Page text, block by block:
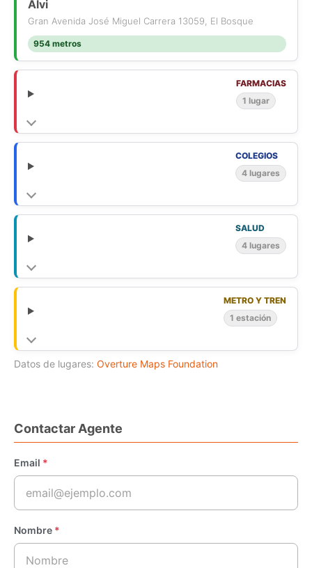
Alvi
Gran Avenida José Miguel Carrera 13059, El Bosque
954 metros
FARMACIAS
1 lugar
COLEGIOS
4 lugares
SALUD
4 lugares
METRO Y TREN
1 estación
Datos de lugares: Overture Maps Foundation
Contactar Agente
Email *
Nombre *